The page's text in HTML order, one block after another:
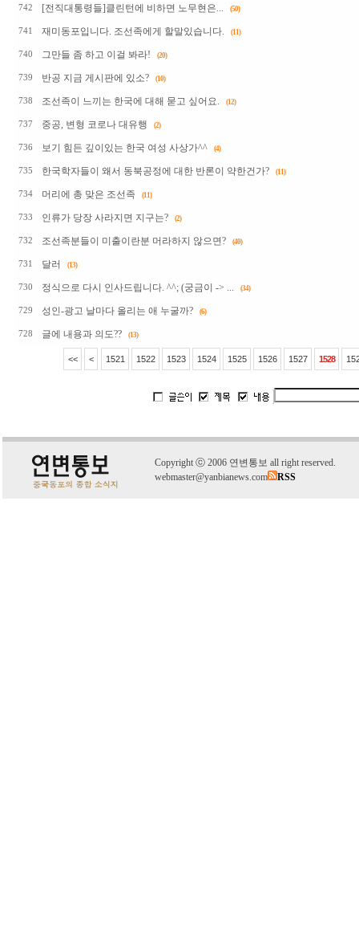
742 [전직대통령들]클린턴에 비하면 노무현은... (50)
741 재미동포입니다. 조선족에게 할말있습니다. (11)
740 그만들 좀 하고 이걸 봐라! (20)
739 반공 지금 게시판에 있소? (10)
738 조선족이 느끼는 한국에 대해 묻고 싶어요. (12)
737 중공, 변형 코로나 대유행 (2)
736 보기 힘든 깊이있는 한국 여성 사상가^^ (4)
735 한국학자들이 왜서 동북공정에 대한 반론이 약한건가? (11)
734 머리에 총 맞은 조선족 (11)
733 인류가 당장 사라지면 지구는? (2)
732 조선족분들이 미출이란분 머라하지 않으면? (40)
731 달러 (13)
730 정식으로 다시 인사드립니다. ^^; (궁금이 -> ... (34)
729 성인-광고 날마다 올리는 애 누굴까? (6)
728 글에 내용과 의도?? (13)
<< < 1521 1522 1523 1524 1525 1526 1527 1528
Copyright ⓒ 2006 연변통보 all right reserved.
webmaster@yanbianews.com
RSS